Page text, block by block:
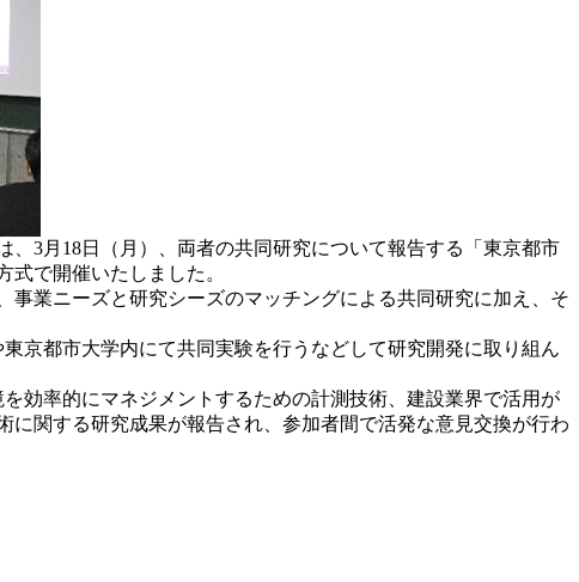
3月18日（月）、両者の共同研究について報告する「東京都市
で開催いたしました。
事業ニーズと研究シーズのマッチングによる共同研究に加え、そ
京都市大学内にて共同実験を行うなどして研究開発に取り組ん
効率的にマネジメントするための計測技術、建設業界で活用が
関する研究成果が報告され、参加者間で活発な意見交換が行わ